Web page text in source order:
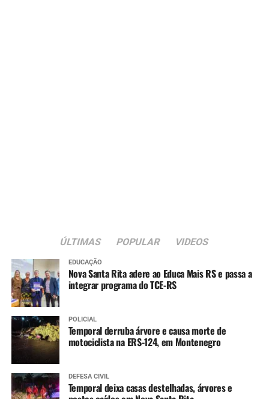
Pólio (1ª dose reforço)
Tríplice viral (2ª dose)
Varicela (1ª dose)
Hepatite A (1ª dose)
4 anos:
Tríplice bacteriana – DTP (2ª dose reforço)
Pólio (2ª dose reforço)
ÚLTIMAS POPULAR VIDEOS
EDUCAÇÃO
Nova Santa Rita adere ao Educa Mais RS e passa a
integrar programa do TCE-RS
POLICIAL
Temporal derruba árvore e causa morte de
motociclista na ERS-124, em Montenegro
DEFESA CIVIL
Temporal deixa casas destelhadas, árvores e